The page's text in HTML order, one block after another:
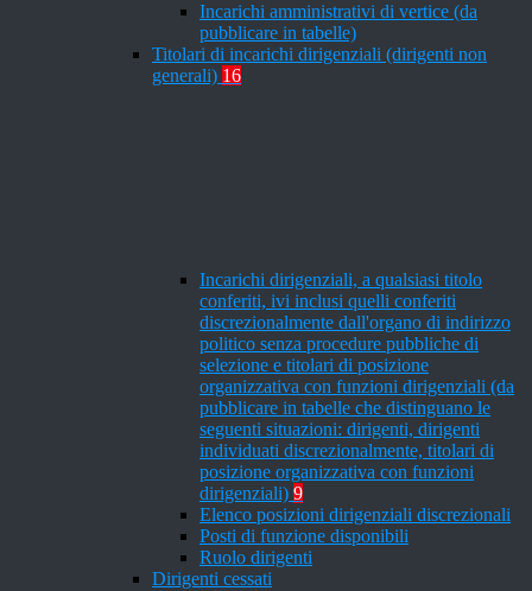
Incarichi amministrativi di vertice (da
pubblicare in tabelle)
Titolari di incarichi dirigenziali (dirigenti non
generali) 16
Incarichi dirigenziali, a qualsiasi titolo
conferiti, ivi inclusi quelli conferiti
discrezionalmente dall'organo di indirizzo
politico senza procedure pubbliche di
selezione e titolari di posizione
organizzativa con funzioni dirigenziali (da
pubblicare in tabelle che distinguano le
seguenti situazioni: dirigenti, dirigenti
individuati discrezionalmente, titolari di
posizione organizzativa con funzioni
dirigenziali) 9
Elenco posizioni dirigenziali discrezionali
Posti di funzione disponibili
Ruolo dirigenti
Dirigenti cessati